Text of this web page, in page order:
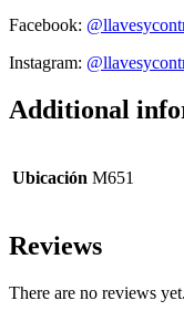
Facebook:
Instagram:
Additional
Ubicación M651
Reviews
There are no reviews yet.